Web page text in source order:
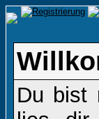
Du bist